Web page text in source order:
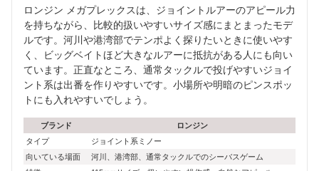
ロンジン メガプレックスは、ジョイントルアーのアピール力
を持ちながら、比較的扱いやすいサイズ感にまとまったモデ
ルです。河川や港湾部でテンポよく探りたいときに使いやす
く、ビッグベイトほど大きなルアーに抵抗がある人にも向い
ています。正直なところ、通常タックルで投げやすいジョイ
ント系は出番を作りやすいです。小場所や明暗のピンスポッ
トにも入れやすいでしょう。
ブランド
ロンジン
タイプ
ジョイント系ミノー
向いている場面
河川、港湾部、通常タックルでのシーバスゲーム